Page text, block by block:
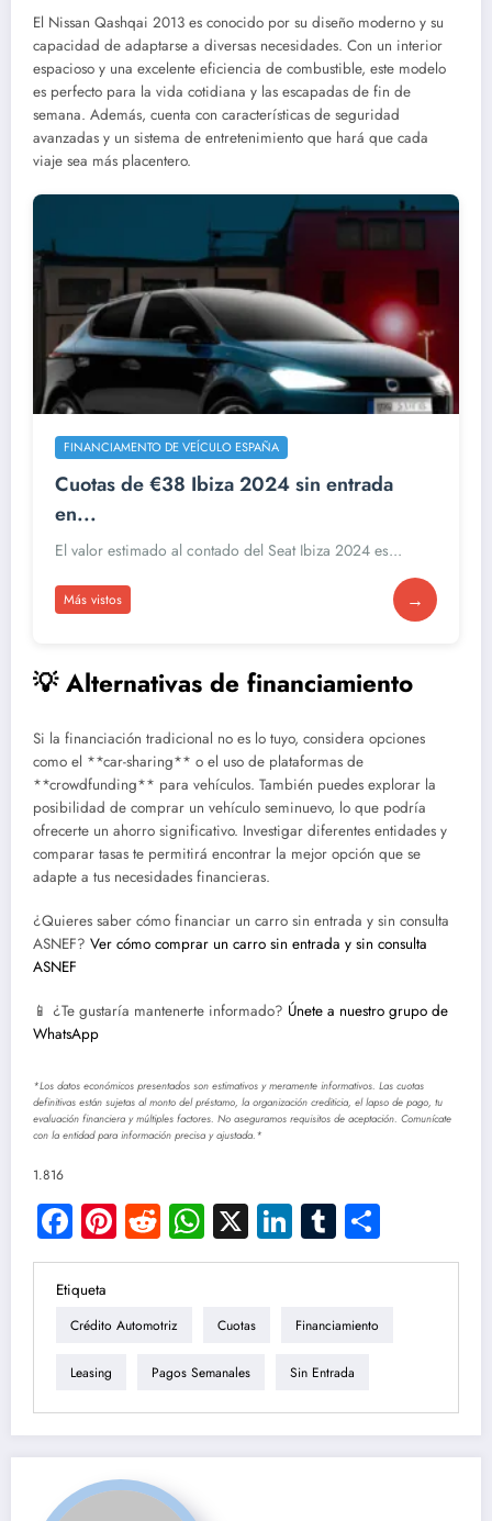
El Nissan Qashqai 2013 es conocido por su diseño moderno y su
capacidad de adaptarse a diversas necesidades. Con un interior
espacioso y una excelente eficiencia de combustible, este modelo
es perfecto para la vida cotidiana y las escapadas de fin de
semana. Además, cuenta con características de seguridad
avanzadas y un sistema de entretenimiento que hará que cada
viaje sea más placentero.
FINANCIAMENTO DE VEÍCULO ESPAÑA
Cuotas de €38 Ibiza 2024 sin entrada
en...
El valor estimado al contado del Seat Ibiza 2024 es...
Más vistos →
💡 Alternativas de financiamiento
Si la financiación tradicional no es lo tuyo, considera opciones
como el **car-sharing** o el uso de plataformas de
**crowdfunding** para vehículos. También puedes explorar la
posibilidad de comprar un vehículo seminuevo, lo que podría
ofrecerte un ahorro significativo. Investigar diferentes entidades y
comparar tasas te permitirá encontrar la mejor opción que se
adapte a tus necesidades financieras.
¿Quieres saber cómo financiar un carro sin entrada y sin consulta
ASNEF? Ver cómo comprar un carro sin entrada y sin consulta
ASNEF
📱 ¿Te gustaría mantenerte informado? Únete a nuestro grupo de
WhatsApp
*Los datos económicos presentados son estimativos y meramente informativos. Las cuotas
definitivas están sujetas al monto del préstamo, la organización crediticia, el lapso de pago, tu
evaluación financiera y múltiples factores. No aseguramos requisitos de aceptación. Comunícate
con la entidad para información precisa y ajustada.*
1.816
Facebook
Pinterest
RedditWhatsApp
X LinkedIn
Tumblr
Etiqueta
Crédito Automotriz Cuotas Financiamiento
Leasing Pagos Semanales Sin Entrada